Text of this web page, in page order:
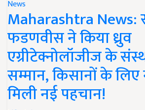
News
Maharashtra News:
फडणवीस ने किया ध्रुव
एग्रीटेक्नोलॉजीज के
सम्मान, किसानों के लिए
मिली नई पहचान!